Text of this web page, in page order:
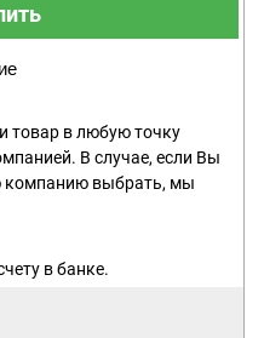
товар в любую точку
В случае, если Вы
компанию выбрать, мы
в банке.